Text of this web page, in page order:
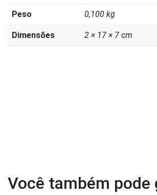
Peso 0,100 kg
Dimensões 2 × 17 × 7 cm
Você também pode